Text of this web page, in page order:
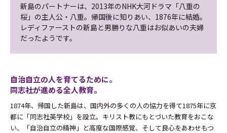
新島のパートナーは、2013年のNHK大河ドラマ「八重の
桜」の主人公・八重。帰国後に知りあい、1876年に結婚。
レディファーストの新島と男勝りな八重はお似あいの夫婦
だったようです。
自治自立の人を育てるために。
同志社が進める全人教育。
1874年、帰国した新島は、国内外の多くの人の協力を得て1875年に京
都に「同志社英学校」を設立。キリスト教にもとづいた教育をおこな
い、「自治自立の精神」と高度な国際感覚、そして良心をあわせもつ